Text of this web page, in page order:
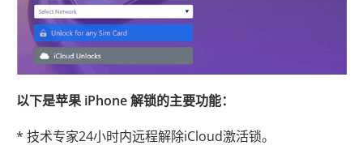
以下是苹果 iPhone 解锁的主要功能：
* 技术专家24小时内远程解除iCloud激活锁。